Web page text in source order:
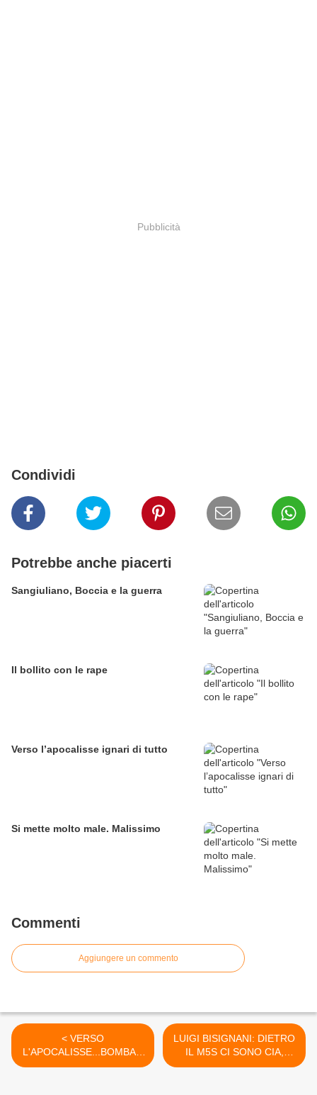
Pubblicità
Condividi
Potrebbe anche piacerti
Sangiuliano, Boccia e la guerra
Il bollito con le rape
Verso l’apocalisse ignari di tutto
Si mette molto male. Malissimo
Commenti
Aggiungere un commento
< VERSO
L'APOCALISSE...BOMBAR
DATO IL PIU' GRANDE
LUIGI BISIGNANI: DIETRO
IL M5S CI SONO CIA,
SOROS E GOLDMAN